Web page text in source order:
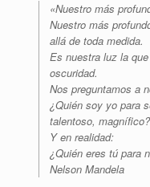
«Nuestro más
Nuestro más
allá de toda medida.
Es nuestra luz la
oscuridad.
Nos preguntamos a
¿Quién soy yo para
talentoso, magnífico?
Y en realidad:
¿Quién eres tú para
Nelson Mandela